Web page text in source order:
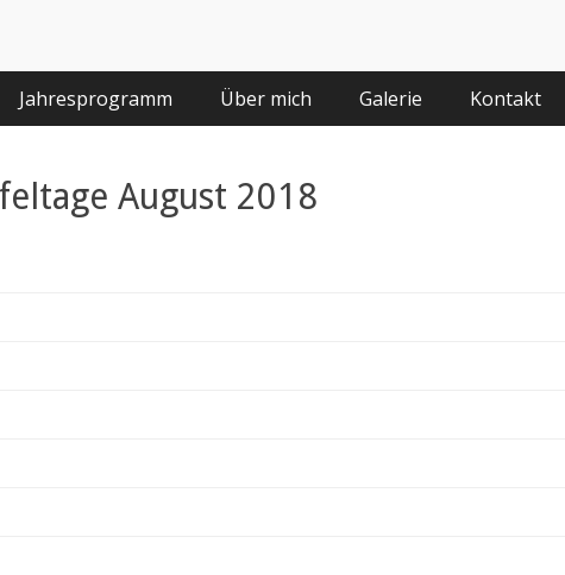
Jahresprogramm Über mich Galerie Kontakt
August 2018